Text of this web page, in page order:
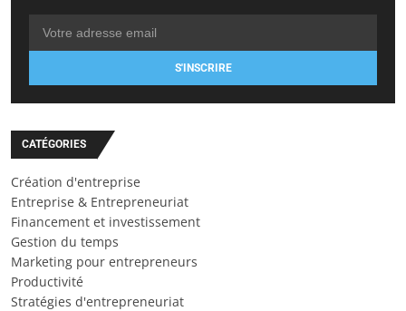
S'INSCRIRE
CATÉGORIES
Création d'entreprise
Entreprise & Entrepreneuriat
Financement et investissement
Gestion du temps
Marketing pour entrepreneurs
Productivité
Stratégies d'entrepreneuriat